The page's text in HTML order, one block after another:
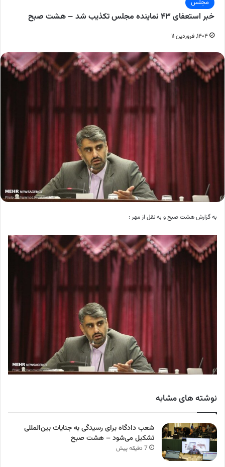
مجلس
خبر استعفای ۴۳ نماینده مجلس تکذیب شد – هشت صبح
۱۴۰۴, فروردین ۱۱
به گزارش هشت صبح و به نقل از مهر :
نوشته های مشابه
شعب دادگاه برای رسیدگی به جنایات بین‌المللی
تشکیل می‌شود – هشت صبح
7 دقیقه پیش